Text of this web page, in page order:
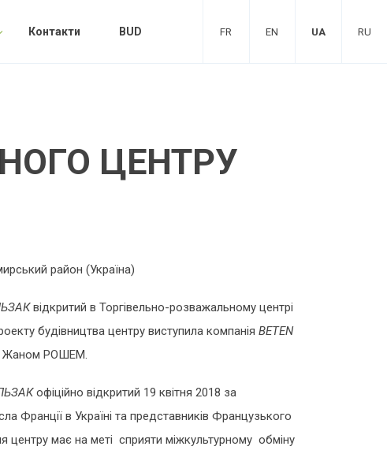
Контакти BUD FR EN UA RU
ЦЕНТРУ
район (Україна)
відкритий в Торгівельно-розважальному центрі
будівництва центру виступила компанія BETEN
Жаном РОШЕМ.
офіційно відкритий 19 квітня 2018 за
Франції в Україні та представників Французького
центру має на меті сприяти міжкультурному обміну